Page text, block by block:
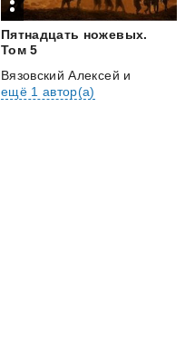
Пятнадцать ножевых.
Том 5
Вязовский Алексей и
ещё 1 автор(а)